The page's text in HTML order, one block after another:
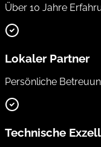
Über 10 Jahre
Lokaler Partner
Persönliche
Technische